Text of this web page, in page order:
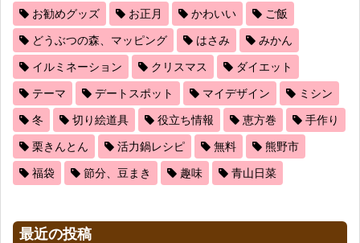
お勧めグッズ お正月 かわいい ご飯
どうぶつの森、マッピング はさみ みかん
イルミネーション クリスマス ダイエット
テーマ デートスポット マイデザイン ミシン
冬 切り絵道具 役立ち情報 恵方巻 手作り
栗きんとん 活力鍋レシピ 無料 熊野市
福袋 節分、豆まき 趣味 青山日菜
最近の投稿